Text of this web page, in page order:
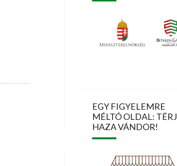
EGY FIGYELEMRE
MÉLTÓ OLDAL: TÉRJ
HAZA VÁNDOR!